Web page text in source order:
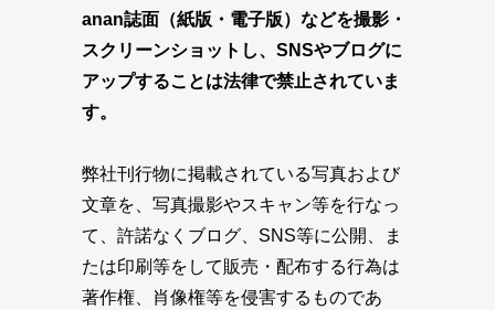
anan誌面（紙版・電子版）などを撮影・
スクリーンショットし、SNSやブログに
アップすることは法律で禁止されていま
す。
弊社刊行物に掲載されている写真および
文章を、写真撮影やスキャン等を行なっ
て、許諾なくブログ、SNS等に公開、ま
たは印刷等をして販売・配布する行為は
著作権、肖像権等を侵害するものであ